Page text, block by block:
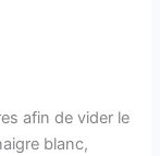
afin de vider le
blanc,